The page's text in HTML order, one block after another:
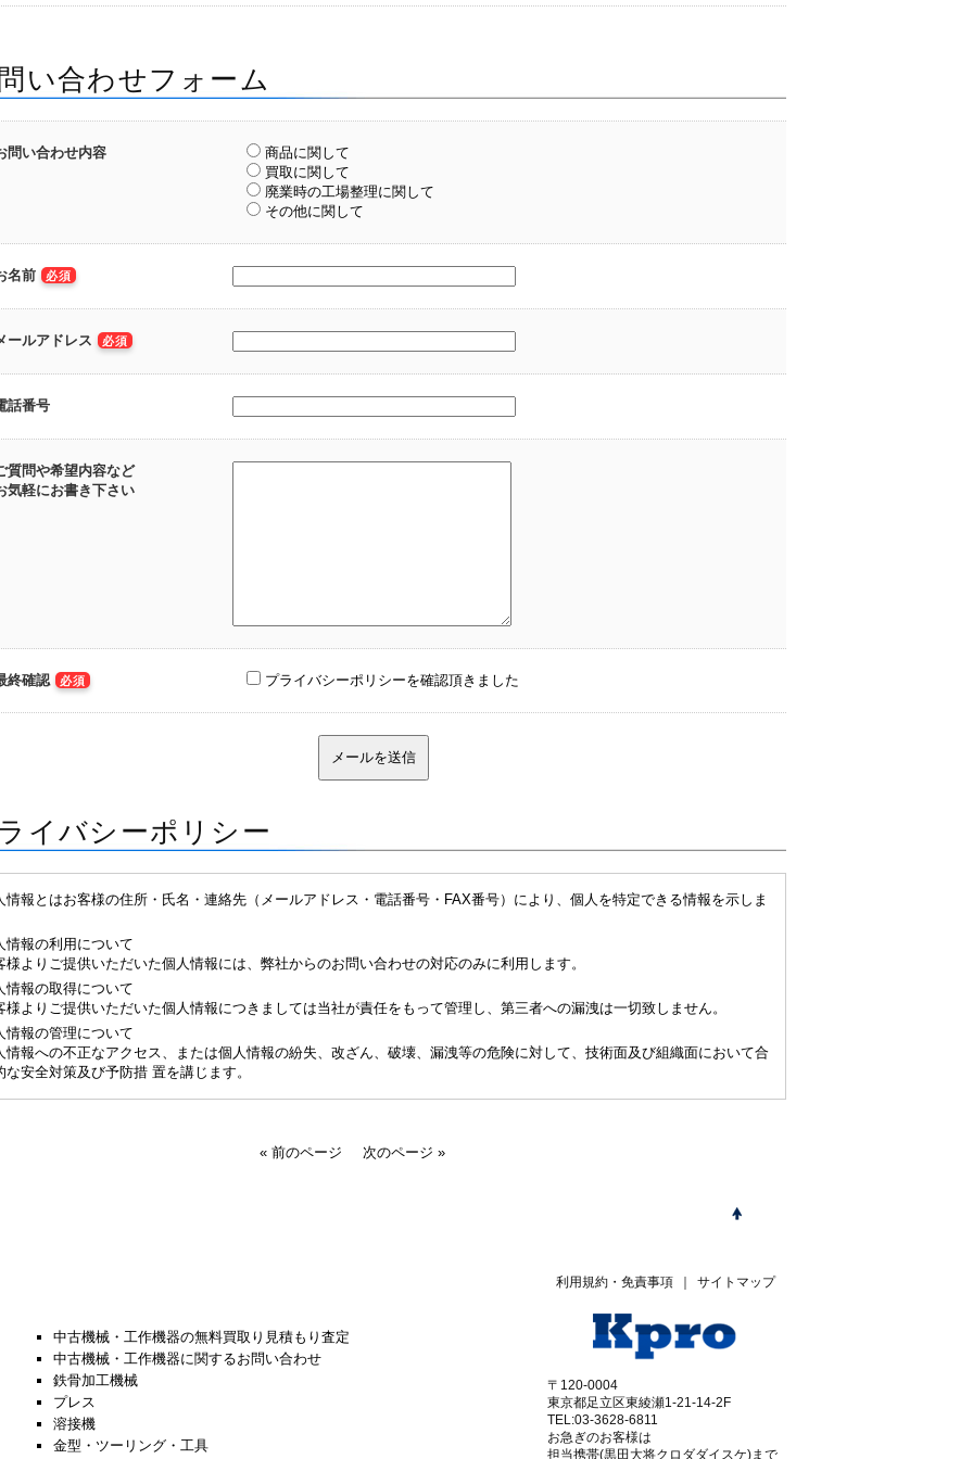
い合わせフォーム
問い合わせ内容
商品に関して
買取に関して
廃業時の工場整理に関して
その他に関して
名前 必須
ールアドレス 必須
話番号
質問や希望内容など
気軽にお書き下さい
終確認 必須 プライバシーポリシーを確認頂きました
イバシーポリシー
情報とはお客様の住所・氏名・連絡先（メールアドレス・電話番号・FAX番号）により、個人を特定できる情報を示しま
情報の利用について
様よりご提供いただいた個人情報には、弊社からのお問い合わせの対応のみに利用します。
情報の取得について
様よりご提供いただいた個人情報につきましては当社が責任をもって管理し、第三者への漏洩は一切致しません。
情報の管理について
情報への不正なアクセス、または個人情報の紛失、改ざん、破壊、漏洩等の危険に対して、技術面及び組織面において合
な安全対策及び予防措 置を講じます。
« 前のページ 次のページ »
中古機械・工作機器の無料買取り見積もり査定
中古機械・工作機器に関するお問い合わせ
鉄骨加工機械
プレス
溶接機
金型・ツーリング・工具
サイトマップ
利用規約・免責事項
〒120-0004
東京都足立区東綾瀬1-21-14-2F
TEL:03-3628-6811
お急ぎのお客様は
担当携帯(黒田大将クロダダイスケ)まで